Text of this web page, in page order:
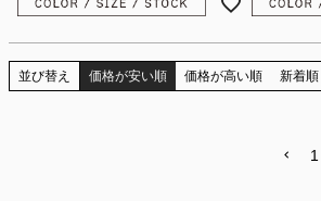
並び替え 価格が安い順 価格が高い順 新着順
1